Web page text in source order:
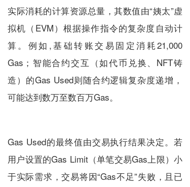
实际消耗的计算资源总量，其数值由“姨太”虚
拟机（EVM）根据操作指令的复杂度自动计
算。例如,基础转账交易固定消耗21,000
Gas；智能合约交互（如代币兑换、NFT铸
造）的Gas Used则随合约逻辑复杂度递增，
可能达到数万至数百万Gas。
Gas Used的最终值由交易执行结果决定。若
用户设置的Gas Limit（单笔交易Gas上限）小
于实际需求，交易将因“Gas不足”失败，且已